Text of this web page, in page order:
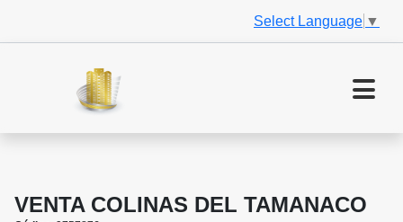
Select Language ▼
VENTA COLINAS DEL TAMANACO